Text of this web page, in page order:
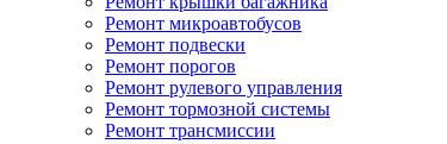
Ремонт микроавтобусов
Ремонт подвески
Ремонт порогов
Ремонт рулевого управления
Ремонт тормозной системы
Ремонт трансмиссии